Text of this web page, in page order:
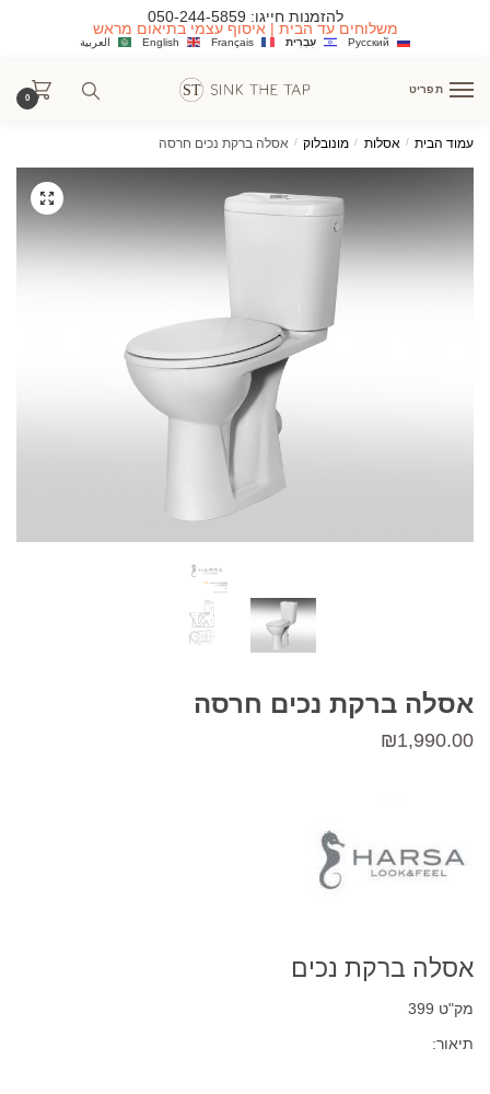
להזמנות חייגו: 050-244-5859
משלוחים עד הבית | איסוף עצמי בתיאום מראש
العربية English Français עִבְרִית Русский
תפריט
0
עמוד הבית / אסלות / מונובלוק / אסלה ברקת נכים חרסה
אסלה ברקת נכים חרסה
₪1,990.00
אסלה ברקת נכים
מק"ט 399
תיאור: